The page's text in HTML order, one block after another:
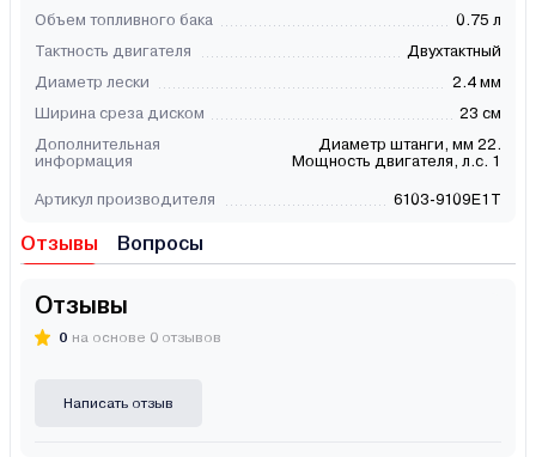
Объем топливного бака
0.75 л
Тактность двигателя
Двухтактный
Диаметр лески
2.4 мм
Ширина среза диском
23 см
Дополнительная
информация
Диаметр штанги, мм 22.
Мощность двигателя, л.с. 1
Артикул производителя 6103-9109E1T
Отзывы Вопросы
Отзывы
0 на основе 0 отзывов
Написать отзыв